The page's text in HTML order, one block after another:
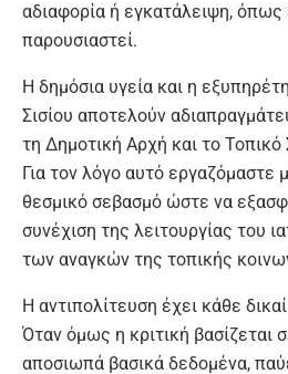
αδιαφορία ή εγκατάλειψη, όπως
παρουσιαστεί.
Η δημόσια υγεία και η
Σισίου αποτελούν
τη Δημοτική Αρχή και το
Για τον λόγο αυτό εργαζόμαστε
θεσμικό σεβασμό ώστε να
συνέχιση της λειτουργίας του
των αναγκών της τοπικής
Η αντιπολίτευση έχει κάθε
Όταν όμως η κριτική βασίζεται
αποσιωπά βασικά δεδομένα,